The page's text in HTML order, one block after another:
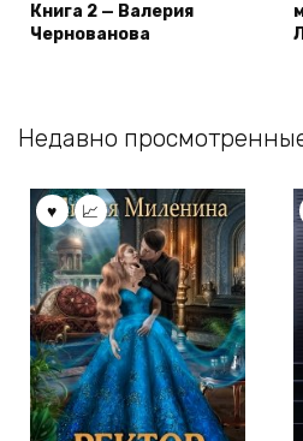
Книга 2 — Валерия
Чернованова
Недавно